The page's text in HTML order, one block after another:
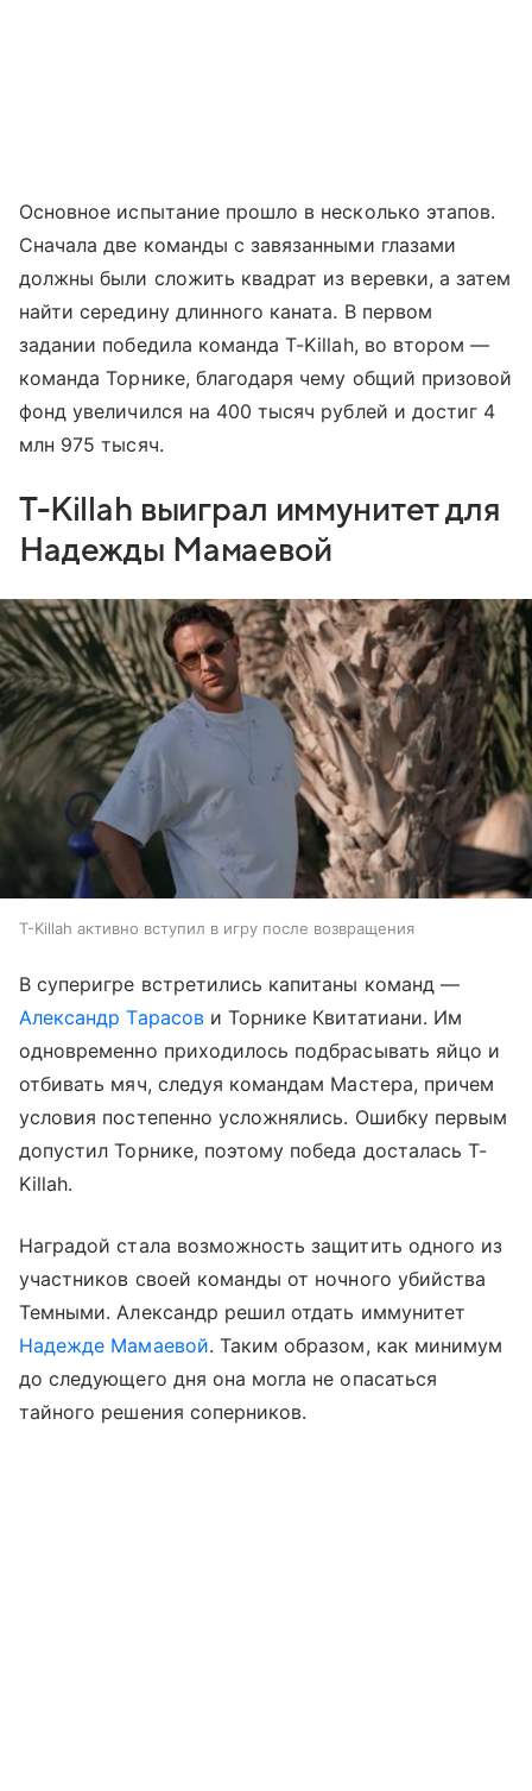
Основное испытание прошло в несколько этапов.
Сначала две команды с завязанными глазами
должны были сложить квадрат из веревки, а затем
найти середину длинного каната. В первом
задании победила команда T-Killah, во втором —
команда Торнике, благодаря чему общий призовой
фонд увеличился на 400 тысяч рублей и достиг 4
млн 975 тысяч.
T-Killah выиграл иммунитет для
Надежды Мамаевой
T-Killah активно вступил в игру после возвращения
В суперигре встретились капитаны команд —
Александр Тарасови Торнике Квитатиани. Им
одновременно приходилось подбрасывать яйцо и
отбивать мяч, следуя командам Мастера, причем
условия постепенно усложнялись. Ошибку первым
допустил Торнике, поэтому победа досталась T-
Killah.
Наградой стала возможность защитить одного из
участников своей команды от ночного убийства
Темными. Александр решил отдать иммунитет
Надежде Мамаевой. Таким образом, как минимум
до следующего дня она могла не опасаться
тайного решения соперников.